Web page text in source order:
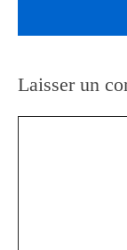
Laisser un